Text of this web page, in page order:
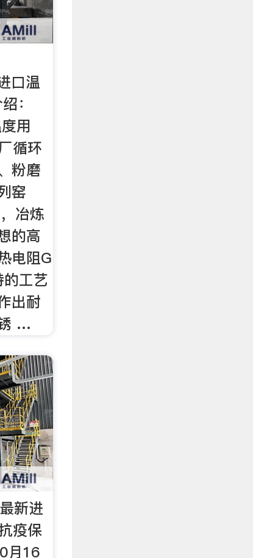
口温
：
用
循环
粉磨
窑
冶炼
的高
电阻G
工艺
出耐
…
新进
疫保
月16